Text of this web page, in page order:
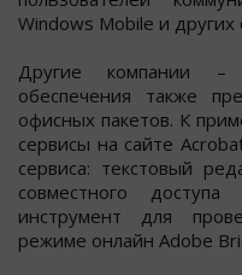
Windows Mobile и
Другие компании –
обеспечения также
офисных пакетов. К
сервисы на сайте
сервиса: текстовый
совместного
инструмент для
режиме онлайн Adobe